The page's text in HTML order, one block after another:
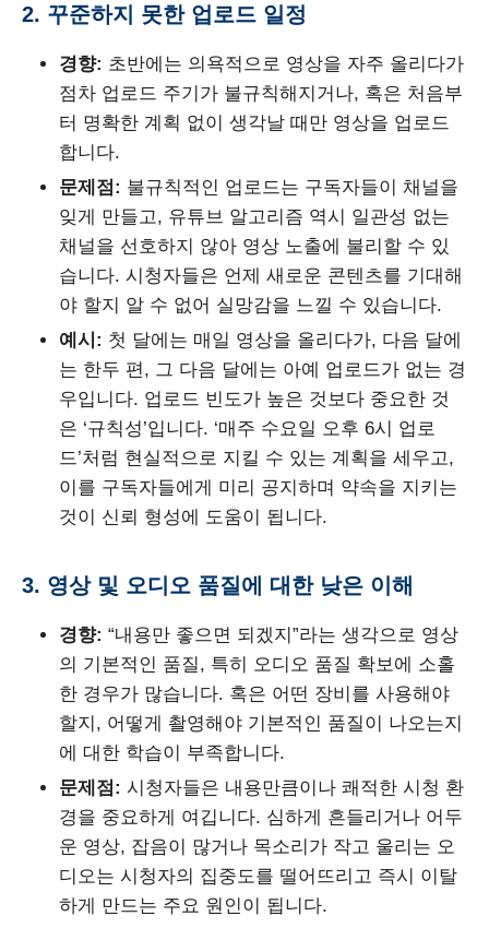
2. 꾸준하지 못한 업로드 일정
경향: 초반에는 의욕적으로 영상을 자주 올리다가
점차 업로드 주기가 불규칙해지거나, 혹은 처음부
터 명확한 계획 없이 생각날 때만 영상을 업로드
합니다.
문제점: 불규칙적인 업로드는 구독자들이 채널을
잊게 만들고, 유튜브 알고리즘 역시 일관성 없는
채널을 선호하지 않아 영상 노출에 불리할 수 있
습니다. 시청자들은 언제 새로운 콘텐츠를 기대해
야 할지 알 수 없어 실망감을 느낄 수 있습니다.
예시: 첫 달에는 매일 영상을 올리다가, 다음 달에
는 한두 편, 그 다음 달에는 아예 업로드가 없는 경
우입니다. 업로드 빈도가 높은 것보다 중요한 것
은 ‘규칙성’입니다. ‘매주 수요일 오후 6시 업로
드’처럼 현실적으로 지킬 수 있는 계획을 세우고,
이를 구독자들에게 미리 공지하며 약속을 지키는
것이 신뢰 형성에 도움이 됩니다.
3. 영상 및 오디오 품질에 대한 낮은 이해
경향: “내용만 좋으면 되겠지”라는 생각으로 영상
의 기본적인 품질, 특히 오디오 품질 확보에 소홀
한 경우가 많습니다. 혹은 어떤 장비를 사용해야
할지, 어떻게 촬영해야 기본적인 품질이 나오는지
에 대한 학습이 부족합니다.
문제점: 시청자들은 내용만큼이나 쾌적한 시청 환
경을 중요하게 여깁니다. 심하게 흔들리거나 어두
운 영상, 잡음이 많거나 목소리가 작고 울리는 오
디오는 시청자의 집중도를 떨어뜨리고 즉시 이탈
하게 만드는 주요 원인이 됩니다.